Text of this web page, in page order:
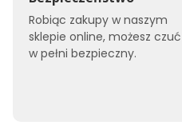
Robiąc zakupy w naszym
sklepie online, możesz
w pełni bezpieczny.